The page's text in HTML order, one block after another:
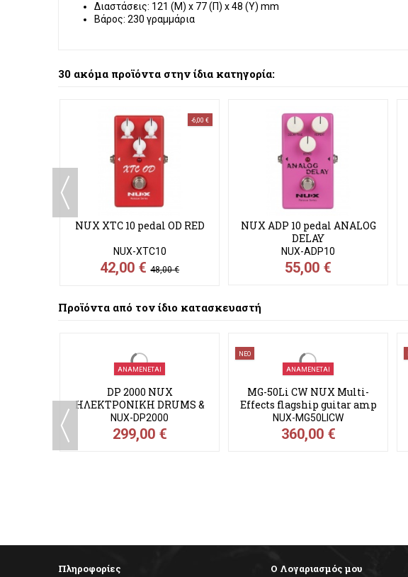
Διαστάσεις: 121 (Μ) x 77 (Π) x 48 (Υ) mm
Βάρος: 230 γραμμάρια
30 ακόμα προϊόντα στην ίδια κατηγορία:
-6,00 €
NUX XTC 10 pedal OD RED
NUX-XTC10
42,00 €48,00 €
NUX ADP 10 pedal ANALOG
DELAY
NUX-ADP10
55,00 €
Προϊόντα από τον ίδιο κατασκευαστή
ΑΝΑΜΈΝΕΤΑΙ
ΝΕΟ
ΑΝΑΜΈΝΕΤΑΙ
Πληροφορίες Ο Λογαριασμός μου